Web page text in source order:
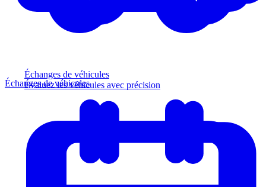
Échanges de véhicules
Évaluez les véhicules avec précision
Échanges de véhicules